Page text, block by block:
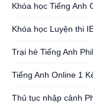
Khóa học Tiếng Anh
Khóa học Luyện thi
Trại hè Tiếng Anh
Tiếng Anh Online 1
Thủ tục nhập cảnh